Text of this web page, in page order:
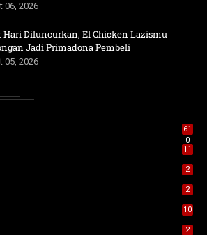
06, 2026
Hari Diluncurkan, El Chicken Lazismu
Jadi Primadona Pembeli
05, 2026
61
0
11
2
2
10
2